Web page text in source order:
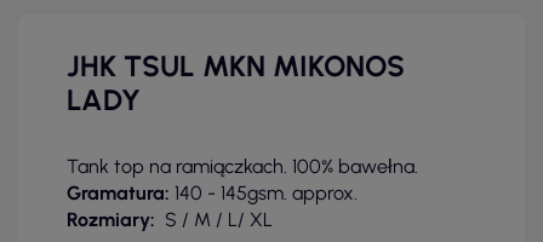
JHK TSUL MKN MIKONOS
LADY
Tank top na ramiączkach. 100% bawełna.
Gramatura: 140 - 145gsm. approx.
Rozmiary: S / M / L/ XL